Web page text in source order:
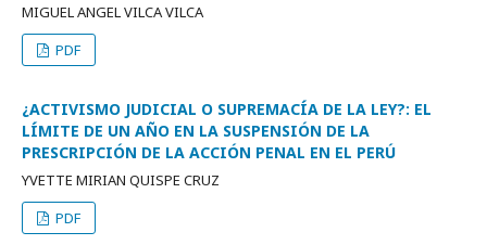
MIGUEL ANGEL VILCA VILCA
PDF
¿ACTIVISMO JUDICIAL O SUPREMACÍA DE LA LEY?: EL
LÍMITE DE UN AÑO EN LA SUSPENSIÓN DE LA
PRESCRIPCIÓN DE LA ACCIÓN PENAL EN EL PERÚ
YVETTE MIRIAN QUISPE CRUZ
PDF